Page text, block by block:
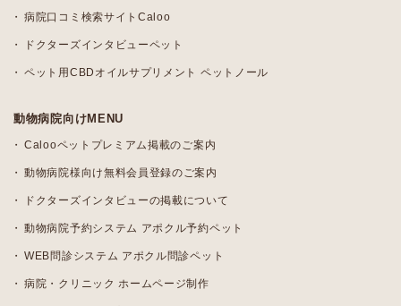
病院口コミ検索サイトCaloo
ドクターズインタビューペット
ペット用CBDオイルサプリメント ペットノール
動物病院向けMENU
Calooペットプレミアム掲載のご案内
動物病院様向け無料会員登録のご案内
ドクターズインタビューの掲載について
動物病院予約システム アポクル予約ペット
WEB問診システム アポクル問診ペット
病院・クリニック ホームページ制作